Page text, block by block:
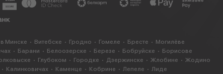
Минске Витебске Гродно Гомеле Бресте
Могилёве
Барани Белоозерске Березе Бобруйске
Борисове
Глубоком Городке Дзержинске Жлобине
Жодино
Калинковичах Каменце Кобрине Лепеле Лиде